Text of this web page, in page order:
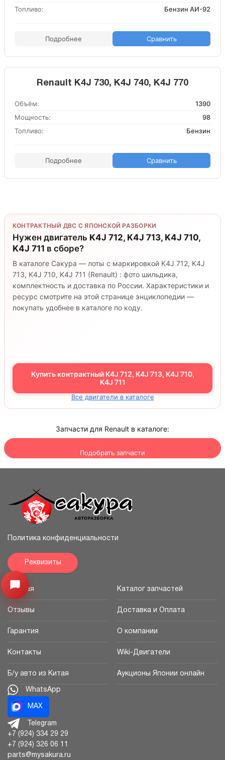
Топливо:
Бензин АИ-92
Подробнее Сравнить
Renault K4J 730, K4J 740, K4J 770
Объём:
1390
Мощность:
98
Топливо:
Бензин
Подробнее Сравнить
КОНТРАКТНЫЙ ДВС С ЯПОНСКОЙ РАЗБОРКИ
Нужен двигатель K4J 712, K4J 713, K4J 710,
K4J 711 в сборе?
В каталоге Сакура — лоты с маркировкой K4J 712, K4J
713, K4J 710, K4J 711 (Renault) : фото шильдика,
комплектность и доставка по России. Характеристики и
ресурс смотрите на этой странице энциклопедии —
покупать удобнее в каталоге по коду.
Купить контрактный K4J 712, K4J 713, K4J 710,
K4J 711
Все двигатели в каталоге
Запчасти для Renault в каталоге:
Подобрать запчасти
Узнайте цену запчасти -> Открыть меню
Политика конфиденциальности
Реквизиты
Главная Каталог запчастей
Отзывы Доставка и Оплата
Гарантия О компании
Контакты Wiki-Двигатели
Б/у авто из Китая Аукционы Японии онлайн
WhatsApp
MAX
Telegram
+7 (924) 334 29 29
+7 (924) 326 06 11
parts@mysakura.ru